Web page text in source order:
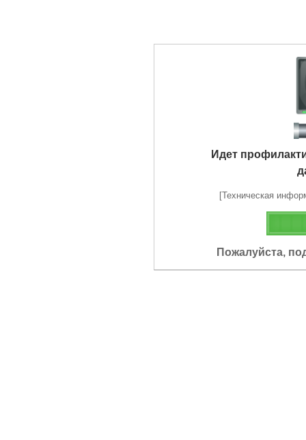
Идет
[Техническая
Пожалуйста,